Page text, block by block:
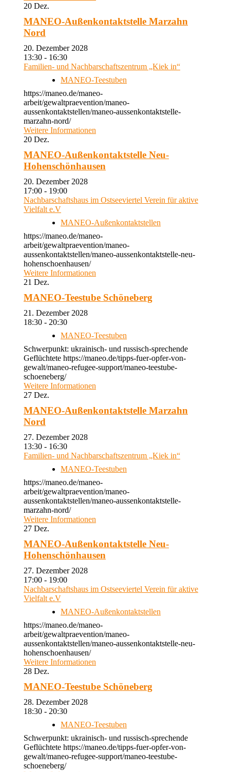
20 Dez.
MANEO-Außenkontaktstelle Marzahn
Nord
20. Dezember 2028
13:30 - 16:30
Familien- und Nachbarschaftszentrum „Kiek in“
MANEO-Teestuben
https://maneo.de/maneo-
arbeit/gewaltpraevention/maneo-
aussenkontaktstellen/maneo-aussenkontaktstelle-
marzahn-nord/
Weitere Informationen
20 Dez.
MANEO-Außenkontaktstelle Neu-
Hohenschönhausen
20. Dezember 2028
17:00 - 19:00
Nachbarschaftshaus im Ostseeviertel Verein für aktive
Vielfalt e.V
MANEO-Außenkontaktstellen
https://maneo.de/maneo-
arbeit/gewaltpraevention/maneo-
aussenkontaktstellen/maneo-aussenkontaktstelle-neu-
hohenschoenhausen/
Weitere Informationen
21 Dez.
MANEO-Teestube Schöneberg
21. Dezember 2028
18:30 - 20:30
MANEO-Teestuben
Schwerpunkt: ukrainisch- und russisch-sprechende
Geflüchtete https://maneo.de/tipps-fuer-opfer-von-
gewalt/maneo-refugee-support/maneo-teestube-
schoeneberg/
Weitere Informationen
27 Dez.
MANEO-Außenkontaktstelle Marzahn
Nord
27. Dezember 2028
13:30 - 16:30
Familien- und Nachbarschaftszentrum „Kiek in“
MANEO-Teestuben
https://maneo.de/maneo-
arbeit/gewaltpraevention/maneo-
aussenkontaktstellen/maneo-aussenkontaktstelle-
marzahn-nord/
Weitere Informationen
27 Dez.
MANEO-Außenkontaktstelle Neu-
Hohenschönhausen
27. Dezember 2028
17:00 - 19:00
Nachbarschaftshaus im Ostseeviertel Verein für aktive
Vielfalt e.V
MANEO-Außenkontaktstellen
https://maneo.de/maneo-
arbeit/gewaltpraevention/maneo-
aussenkontaktstellen/maneo-aussenkontaktstelle-neu-
hohenschoenhausen/
Weitere Informationen
28 Dez.
MANEO-Teestube Schöneberg
28. Dezember 2028
18:30 - 20:30
MANEO-Teestuben
Schwerpunkt: ukrainisch- und russisch-sprechende
Geflüchtete https://maneo.de/tipps-fuer-opfer-von-
gewalt/maneo-refugee-support/maneo-teestube-
schoeneberg/